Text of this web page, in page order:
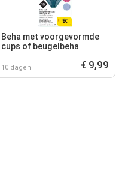
Beha met voorgevormde
cups of beugelbeha
10 dagen € 9,99